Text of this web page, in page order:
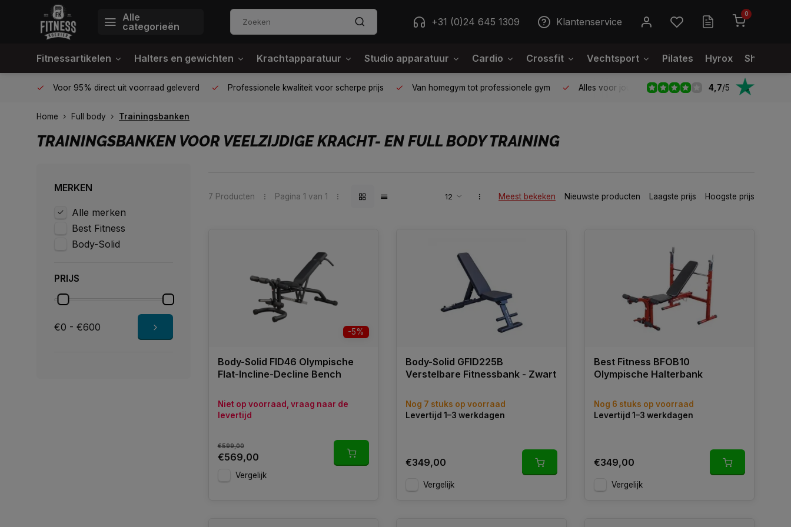
Alle
categorieën
+31 (0)24 645 1309 Klantenservice
0
Fitnessartikelen Halters en gewichten Krachtapparatuur Studio apparatuur Cardio Crossfit Vechtsport Pilates Hyrox
Voor 95% direct uit voorraad geleverd Professionele kwaliteit voor scherpe prijs Van homegym tot professionele gym Alles voor jouw gym op één plek Voor 95%
4,7/5
Home Full body Trainingsbanken
TRAININGSBANKEN VOOR VEELZIJDIGE KRACHT- EN FULL BODY TRAINING
MERKEN
Alle merken
Best Fitness
Body-Solid
PRIJS
€0 - €600
7 Producten Pagina 1 van 1 Meest bekeken Nieuwste producten Laagste prijs Hoogste prijs
-5%
Body-Solid FID46 Olympische
Flat-Incline-Decline Bench
Niet op voorraad, vraag naar de
levertijd
€599,00
€569,00
Vergelijk
Body-Solid GFID225B
Verstelbare Fitnessbank - Zwart
Nog 7 stuks op voorraad
Levertijd 1–3 werkdagen
€349,00
Vergelijk
Best Fitness BFOB10
Olympische Halterbank
Nog 6 stuks op voorraad
Levertijd 1–3 werkdagen
€349,00
Vergelijk